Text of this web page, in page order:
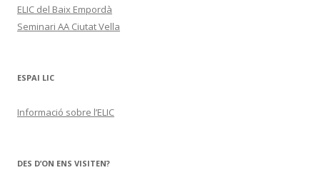
ELIC del Baix Empordà
Seminari AA Ciutat Vella
ESPAI LIC
Informació sobre l’ELIC
DES D’ON ENS VISITEN?